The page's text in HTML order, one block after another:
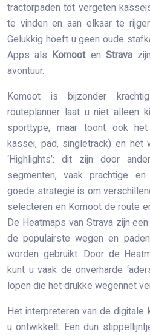
tractorpaden tot vergeten
te vinden en aan elkaar te
Gelukkig hoeft u geen oude
Apps als Komooten Strava
avontuur.
Komoot is bijzonder
routeplanner laat u niet alleen
sporttype, maar toont ook
kassei, pad, singletrack) en
‘Highlights’: dit zijn door
segmenten, vaak prachtige
goede strategie is om
selecteren en Komoot de route
De Heatmaps van Strava zijn
de populairste wegen en
worden gebruikt. Door de
kunt u vaak de onverharde
lopen die het drukke wegennet
Het interpreteren van de digitale
u ontwikkelt. Een dun